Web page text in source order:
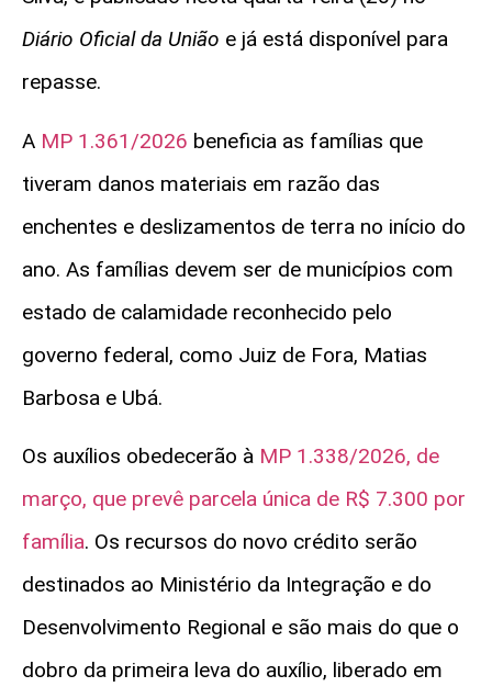
Diário Oficial da União e já está disponível para
repasse.
A MP 1.361/2026 beneficia as famílias que
tiveram danos materiais em razão das
enchentes e deslizamentos de terra no início do
ano. As famílias devem ser de municípios com
estado de calamidade reconhecido pelo
governo federal, como Juiz de Fora, Matias
Barbosa e Ubá.
Os auxílios obedecerão à MP 1.338/2026, de
março, que prevê parcela única de R$ 7.300 por
família. Os recursos do novo crédito serão
destinados ao Ministério da Integração e do
Desenvolvimento Regional e são mais do que o
dobro da primeira leva do auxílio, liberado em